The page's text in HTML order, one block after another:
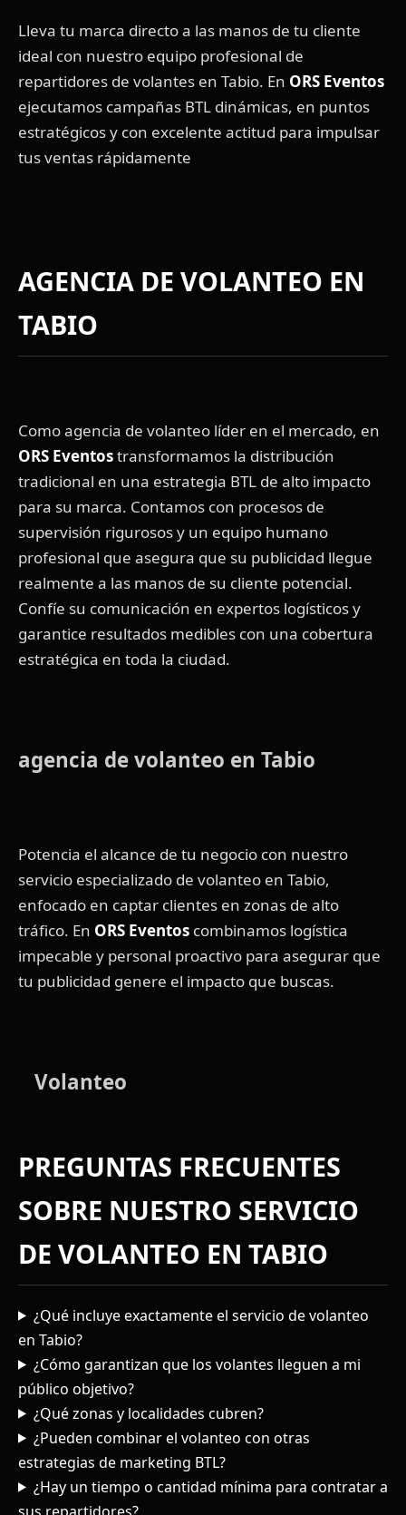
Lleva tu marca directo a las manos de tu cliente
ideal con nuestro equipo profesional de
repartidores de volantes en Tabio. En ORS Eventos
ejecutamos campañas BTL dinámicas, en puntos
estratégicos y con excelente actitud para impulsar
tus ventas rápidamente
AGENCIA DE VOLANTEO EN
TABIO
Como agencia de volanteo líder en el mercado, en
ORS Eventostransformamos la distribución
tradicional en una estrategia BTL de alto impacto
para su marca. Contamos con procesos de
supervisión rigurosos y un equipo humano
profesional que asegura que su publicidad llegue
realmente a las manos de su cliente potencial.
Confíe su comunicación en expertos logísticos y
garantice resultados medibles con una cobertura
estratégica en toda la ciudad.
agencia de volanteo en Tabio
Potencia el alcance de tu negocio con nuestro
servicio especializado de volanteo en Tabio,
enfocado en captar clientes en zonas de alto
tráfico. En ORS Eventos combinamos logística
impecable y personal proactivo para asegurar que
tu publicidad genere el impacto que buscas.
Volanteo
PREGUNTAS FRECUENTES
SOBRE NUESTRO SERVICIO
DE VOLANTEO EN TABIO
¿Qué incluye exactamente el servicio de volanteo
en Tabio?
¿Cómo garantizan que los volantes lleguen a mi
público objetivo?
¿Qué zonas y localidades cubren?
¿Pueden combinar el volanteo con otras
estrategias de marketing BTL?
¿Hay un tiempo o cantidad mínima para contratar a